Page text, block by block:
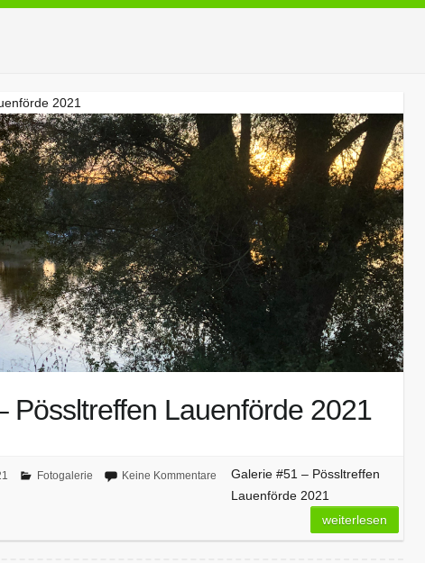
2021
Pössltreffen Lauenförde 2021
Fotogalerie Keine Kommentare
Galerie #51 – Pössltreffen
Lauenförde 2021
weiterlesen